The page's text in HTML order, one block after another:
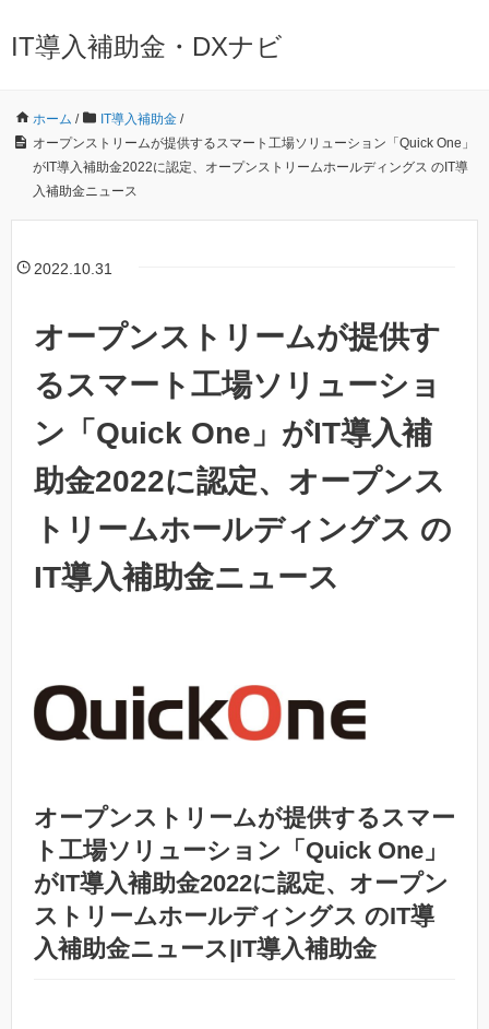
IT導入補助金・DXナビ
ホーム / IT導入補助金 /
オープンストリームが提供するスマート工場ソリューション「Quick One」
がIT導入補助金2022に認定、オープンストリームホールディングス のIT導
入補助金ニュース
2022.10.31
オープンストリームが提供す
るスマート工場ソリューショ
ン「Quick One」がIT導入補
助金2022に認定、オープンス
トリームホールディングス の
IT導入補助金ニュース
オープンストリームが提供するスマー
ト工場ソリューション「Quick One」
がIT導入補助金2022に認定、オープン
ストリームホールディングス のIT導
入補助金ニュース|IT導入補助金